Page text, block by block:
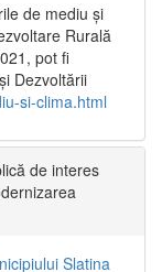
de mediu și
Rurală
pot fi
Dezvoltării
si-clima.html
de interes
Slatina